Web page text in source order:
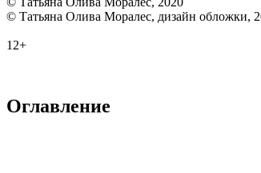
© Татьяна Олива Моралес, дизайн обложки,
12+
Оглавление